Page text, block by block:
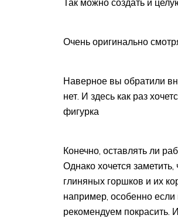
Так можно создать и
Очень оригинально
Наверное вы обратили
нет. И здесь как раз
фигурка
Конечно, оставлять ли
Однако хочется
глиняных горшков и их
например, особенно если
рекомендуем покрасить.